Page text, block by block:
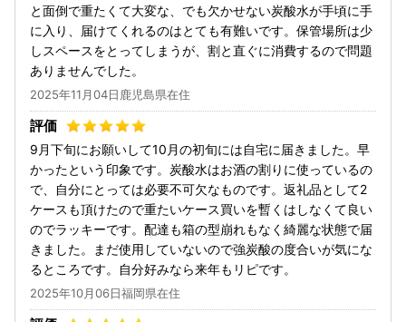
と面倒で重たくて大変な、でも欠かせない炭酸水が手頃に手
に入り、届けてくれるのはとても有難いです。保管場所は少
しスペースをとってしまうが、割と直ぐに消費するので問題
ありませんでした。
2025年11月04日鹿児島県在住
9月下旬にお願いして10月の初旬には自宅に届きました。早
かったという印象です。炭酸水はお酒の割りに使っているの
で、自分にとっては必要不可欠なものです。返礼品として2
ケースも頂けたので重たいケース買いを暫くはしなくて良い
のでラッキーです。配達も箱の型崩れもなく綺麗な状態で届
きました。まだ使用していないので強炭酸の度合いが気にな
るところです。自分好みなら来年もリピです。
2025年10月06日福岡県在住